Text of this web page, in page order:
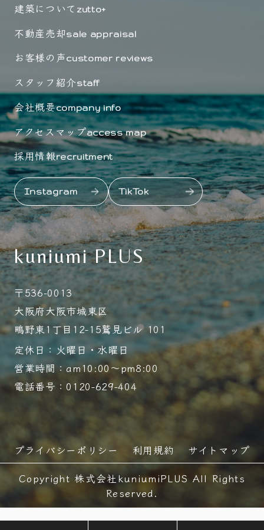
建築について zutto+
不動産売却sale appraisal
お客様の声customer reviews
スタッフ紹介staff
会社概要company info
アクセスマップaccess map
採用情報recruitment
Instagram TikTok
kuniumi PLUS
〒536-0013
大阪府大阪市城東区
鴫野東1丁目12-15鷲見ビル 101
定休日：火曜日・水曜日
営業時間：am10:00～pm8:00
電話番号：0120-629-404
プライバシーポリシー 利用規約
サイトマップ
Copyright 株式会社kuniumiPLUS All Rights
Reserved.